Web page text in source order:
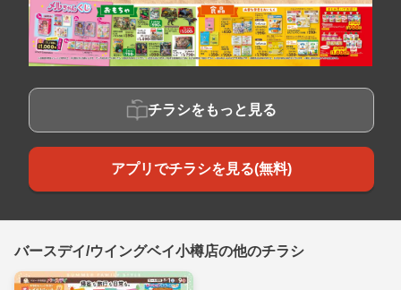
チラシをもっと見る
アプリでチラシを見る(無料)
バースデイ/ウイングベイ小樽店の他のチラシ